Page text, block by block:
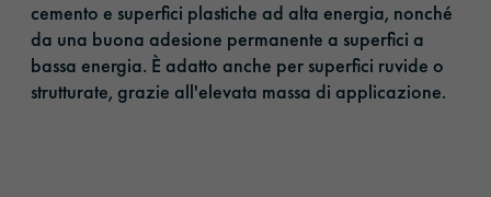
cemento e superfici plastiche ad alta energia, nonché
da una buona adesione permanente a superfici a
bassa energia. È adatto anche per superfici ruvide o
strutturate, grazie all'elevata massa di applicazione.